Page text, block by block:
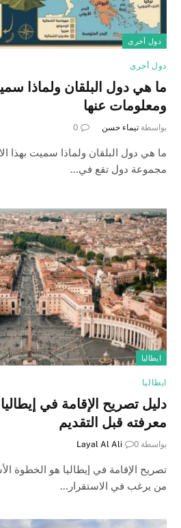
دول أخرى
دول أخرى
ما هي دول البلقان ولماذا
ومعلومات عنها
بواسطة تيماء حسن 0
ما هي دول البلقان ولماذا سميت بهذا
مجموعة دول تقع في…
ايطاليا
ايطاليا
معرفته قبل التقديم
بواسطة Layal Al Ali 0
تصريح الإقامة في إيطاليا هو الخطوة
من يرغب في الاستقرار…